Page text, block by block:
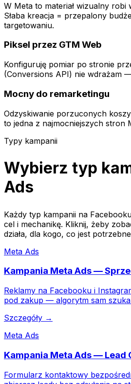
W Meta to materiał wizualny robi
Słaba kreacja = przepalony
targetowaniu.
Piksel przez GTM Web
Konfiguruję pomiar po stronie
(Conversions API) nie wdrażam
Mocny do remarketingu
Odzyskiwanie porzuconych
to jedna z najmocniejszych stron
Typy kampanii
Wybierz typ
Ads
Każdy typ kampanii na
cel i mechanikę. Kliknij, żeby
działa, dla kogo, co jest
Meta Ads
Kampania Meta Ads —
Reklamy na Facebooku i
pod zakup — algorytm sam
Szczegóły →
Meta Ads
Kampania Meta Ads — Lead
Formularz kontaktowy